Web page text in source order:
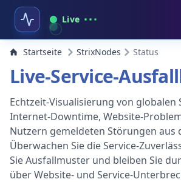
Live
Startseite StrixNodes Status
Live-Service-
Echtzeit-Visualisierung von globalen
Internet-Downtime, Website-
Nutzern gemeldeten Störungen aus
Überwachen Sie die Service-
Sie Ausfallmuster und bleiben Sie
über Website- und Service-